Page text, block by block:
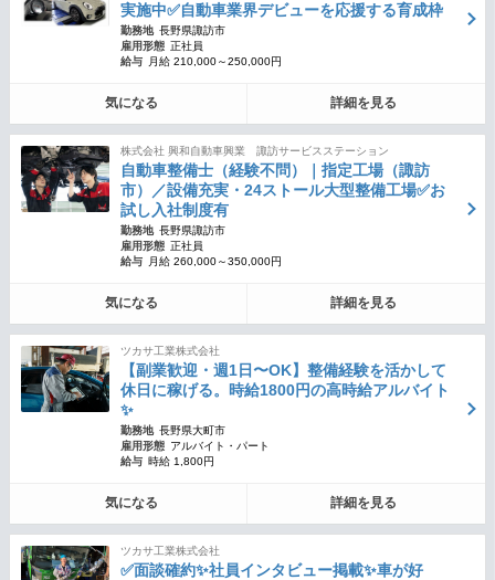
実施中✅自動車業界デビューを応援する育成枠
勤務地 長野県諏訪市
雇用形態 正社員
給与
月給 210,000～250,000円
気になる 詳細を見る
株式会社 興和自動車興業 諏訪サービスステーション
自動車整備士（経験不問）｜指定工場（諏訪
市）／設備充実・24ストール大型整備工場✅お
試し入社制度有
勤務地 長野県諏訪市
雇用形態 正社員
給与
月給 260,000～350,000円
気になる 詳細を見る
ツカサ工業株式会社
【副業歓迎・週1日〜OK】整備経験を活かして
休日に稼げる。時給1800円の高時給アルバイト
✨
勤務地 長野県大町市
雇用形態 アルバイト・パート
給与 時給 1,800円
気になる 詳細を見る
ツカサ工業株式会社
✅面談確約✨社員インタビュー掲載✨車が好